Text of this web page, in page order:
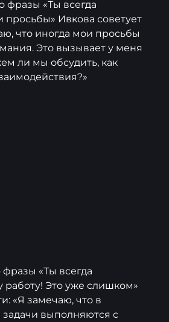
фразы «Ты всегда
Ивкова советует
что иногда мои просьбы
Это вызывает у меня
ли мы обсудить, как
«Ты всегда
Это уже слишком»
«Я замечаю, что в
выполняются с